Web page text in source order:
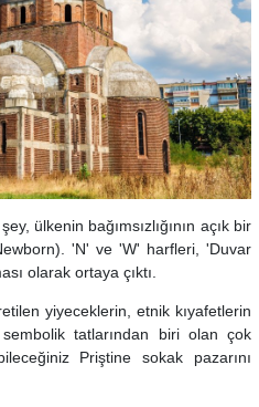
ülkenin bağımsızlığının açık bir
'N' ve 'W' harfleri, 'Duvar
olarak ortaya çıktı.
yiyeceklerin, etnik kıyafetlerin
tatlarından biri olan çok
Priştine sokak pazarını